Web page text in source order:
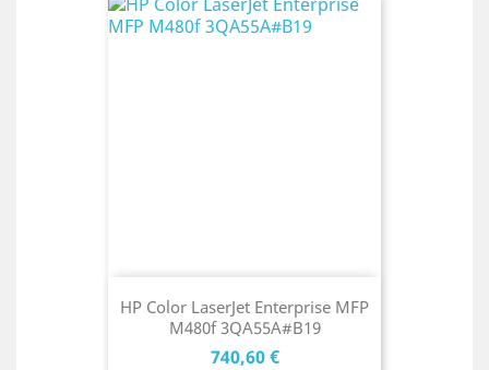
HP Color LaserJet Enterprise MFP
M480f 3QA55A#B19
Cena
740,60 €